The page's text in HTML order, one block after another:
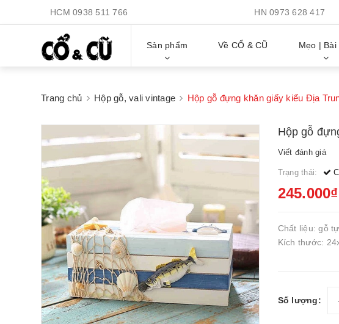
HCM 0938 511 766 HN0973 628 417
Sản phẩm Về CỔ & CŨ Mẹo | Bài
Trang chủ Hộp gỗ, vali vintage Hộp gỗ đựng khăn giấy kiểu Địa
Hộp gỗ
Viết đánh giá
Trạng thái:
245.000₫
Chất liệu: gỗ
Kích thước:
Số lượng: